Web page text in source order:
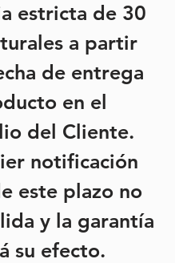
estricta de 30
a partir
de entrega
en el
del Cliente.
notificación
este plazo no
y la garantía
su efecto.